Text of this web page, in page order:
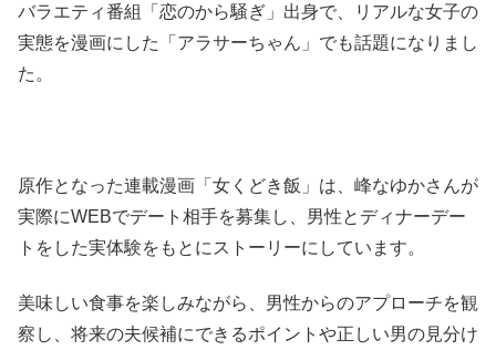
バラエティ番組「恋のから騒ぎ」出身で、リアルな女子の
実態を漫画にした「アラサーちゃん」でも話題になりまし
た。
原作となった連載漫画「女くどき飯」は、峰なゆかさんが
実際にWEBでデート相手を募集し、男性とディナーデー
トをした実体験をもとにストーリーにしています。
美味しい食事を楽しみながら、男性からのアプローチを観
察し、将来の夫候補にできるポイントや正しい男の見分け